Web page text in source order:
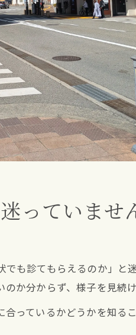
っていませ
も診てもらえるのか」と
か分からず、様子を見続
っているかどうかを知る